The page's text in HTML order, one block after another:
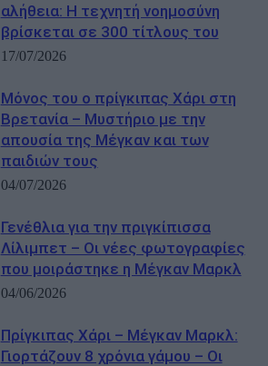
αλήθεια: Η τεχνητή νοημοσύνη
βρίσκεται σε 300 τίτλους του
17/07/2026
Μόνος του ο πρίγκιπας Χάρι στη
Βρετανία – Μυστήριο με την
απουσία της Μέγκαν και των
παιδιών τους
04/07/2026
Γενέθλια για την πριγκίπισσα
Λίλιμπετ – Οι νέες φωτογραφίες
που μοιράστηκε η Μέγκαν Μαρκλ
04/06/2026
Πρίγκιπας Χάρι – Μέγκαν Μαρκλ:
Γιορτάζουν 8 χρόνια γάμου – Οι